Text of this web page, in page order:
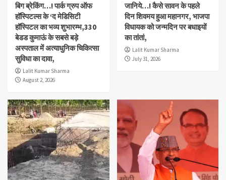
बिग ब्रेकिंग…! पार्क ग्रुप ऑफ
हॉस्पिटल्स के ‘द मेडिसिटी
हॉस्पिटल का भव्य शुभारम्भ,330
बेडड कुमाऊं के सबसे बड़े
अस्पताल में अत्याधुनिक चिकित्सा
सुविधा का दावा,
Lalit Kumar Sharma
August 2, 2026
जानिये…! कैसे सावन के पहले
दिन शिवमय हुआ महानगर, भाजपा
विधायक को जन्मदिन पर बधाइयों
का तांतां,
Lalit Kumar Sharma
July 31, 2026